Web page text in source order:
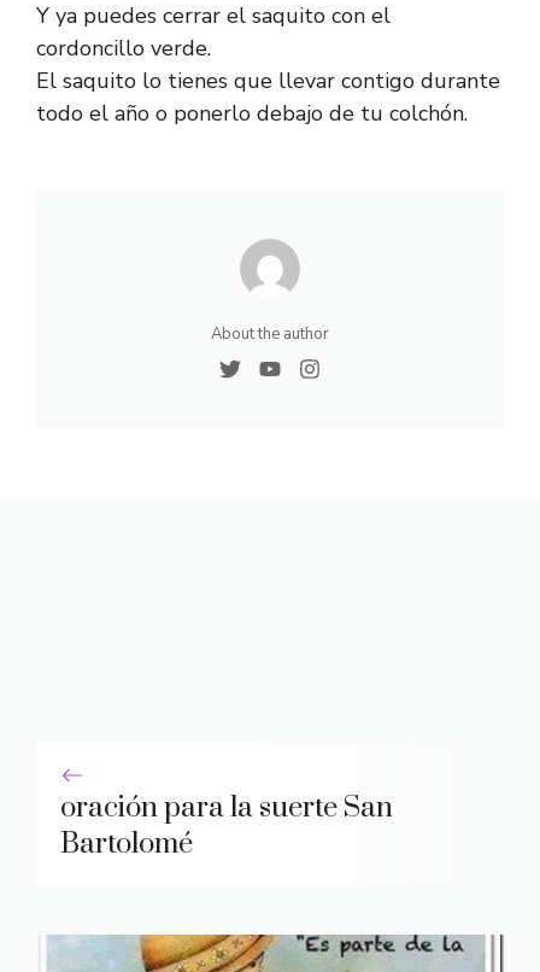
Y ya puedes cerrar el saquito con el
cordoncillo verde.
El saquito lo tienes que llevar contigo durante
todo el año o ponerlo debajo de tu colchón.
About the author
oración para la suerte San
Bartolomé